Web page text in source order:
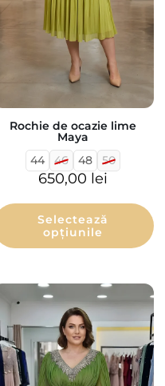
Rochie de ocazie lime
Maya
44
46 48 50
650,00 lei
Selectează
opțiunile